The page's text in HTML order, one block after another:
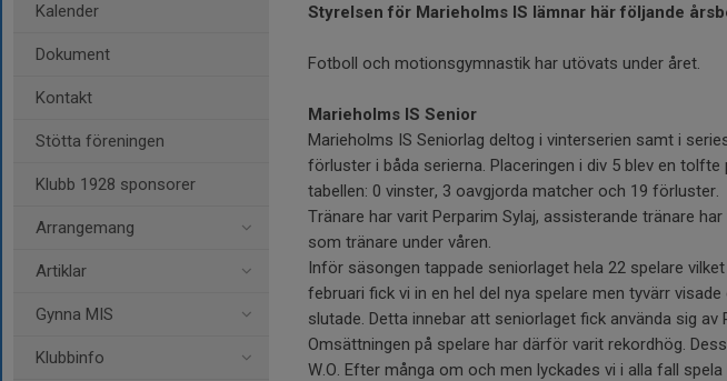
Kalender
Dokument
Kontakt
Stötta föreningen
Klubb 1928 sponsorer
Arrangemang
Artiklar
Gynna MIS
Klubbinfo
Styrelsen för Marieholms IS lämnar här följande
Fotboll och motionsgymnastik har utövats under året.
Marieholms IS Senior
Marieholms IS Seniorlag deltog i vinterserien samt i
förluster i båda serierna. Placeringen i div 5 blev en
tabellen: 0 vinster, 3 oavgjorda matcher och 19 förluster.
Tränare har varit Perparim Sylaj, assisterande tränare
som tränare under våren.
Inför säsongen tappade seniorlaget hela 22 spelare
februari fick vi in en hel del nya spelare men tyvärr
slutade. Detta innebar att seniorlaget fick använda sig
Omsättningen på spelare har därför varit rekordhög.
W.O. Efter många om och men lyckades vi i alla fall spela